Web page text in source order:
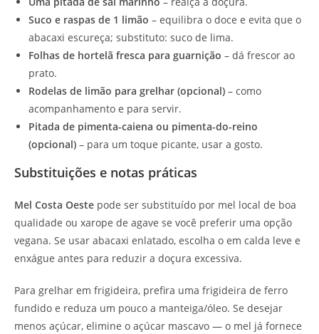
Suco e raspas de 1 limão – equilibra o doce e evita que o
abacaxi escureça; substituto: suco de lima.
Folhas de hortelã fresca para guarnição – dá frescor ao
prato.
Rodelas de limão para grelhar (opcional) – como
acompanhamento e para servir.
Pitada de pimenta-caiena ou pimenta-do-reino
(opcional) – para um toque picante, usar a gosto.
Substituições e notas práticas
Mel Costa Oeste pode ser substituído por mel local de boa
qualidade ou xarope de agave se você preferir uma opção
vegana. Se usar abacaxi enlatado, escolha o em calda leve e
enxágue antes para reduzir a doçura excessiva.
Para grelhar em frigideira, prefira uma frigideira de ferro
fundido e reduza um pouco a manteiga/óleo. Se desejar
menos açúcar, elimine o açúcar mascavo — o mel já fornece